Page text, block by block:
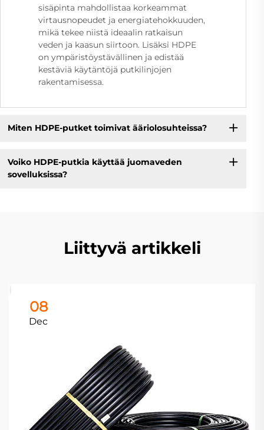
sisäpinta mahdollistaa korkeammat
virtausnopeudet ja energiatehokkuuden,
mikä tekee niistä ideaalin ratkaisun
veden ja kaasun siirtoon. Lisäksi HDPE
on ympäristöystävällinen ja edistää
kestäviä käytäntöjä putkilinjojen
rakentamisessa.
Miten HDPE-putket toimivat ääriolosuhteissa?
Voiko HDPE-putkia käyttää juomaveden
sovelluksissa?
Liittyvä artikkeli
08
Dec